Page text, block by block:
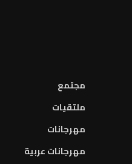
مجتمع
ملتقيات
مهرجانات
مهرجانات عربية